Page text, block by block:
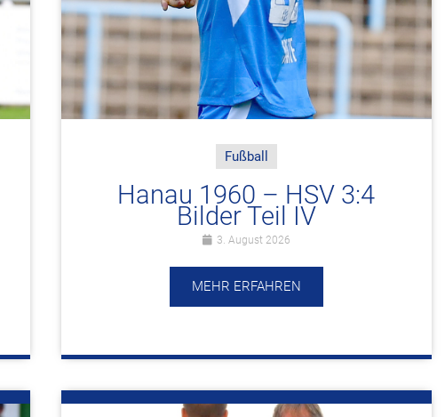
Fußball
Hanau 1960 – HSV 3:4
Bilder Teil IV
3. August 2026
MEHR ERFAHREN